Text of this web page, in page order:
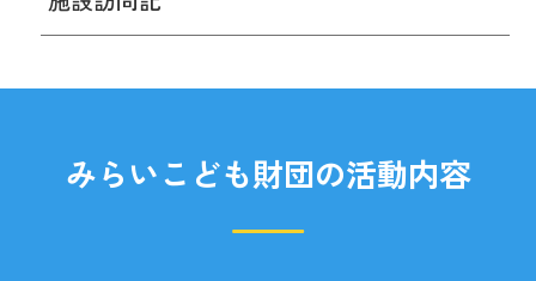
みらいこども財団の活動内容